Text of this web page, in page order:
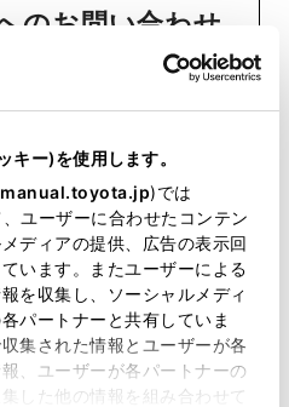
ー)を使用します。
manual.toyota.jp)では
ユーザーに合わせたコンテン
ディアの提供、広告の表示回
います。またユーザーによる
を収集し、ソーシャルメディ
パートナーと共有していま
集された情報とユーザーが各
、ユーザーが各パートナーの
した他の情報を組み合わせて
のお問い合わせ
（車検証）をご
ムーズな対応
報はこちら